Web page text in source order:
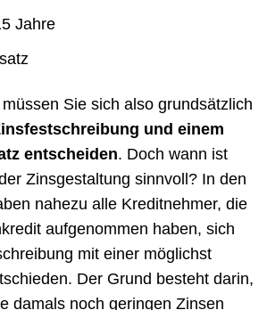
Jahre
Sie sich also grundsätzlich
und einem
entscheiden. Doch wann ist
Zinsgestaltung sinnvoll? In den
nahezu alle Kreditnehmer, die
aufgenommen haben, sich
mit einer möglichst
Der Grund besteht darin,
damals noch geringen Zinsen